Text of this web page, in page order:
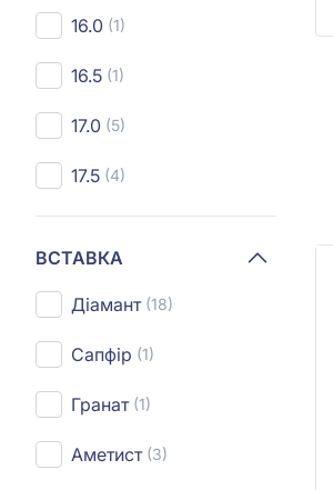
16.0 (1)
16.5 (1)
17.0 (5)
17.5 (4)
ВСТАВКА
Діамант (18)
Сапфір (1)
Гранат (1)
Аметист (3)